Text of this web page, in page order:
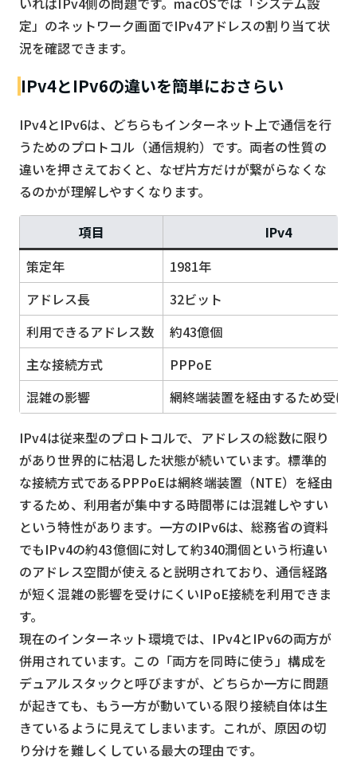
定」のネットワーク画面でIPv4アドレスの割り当て状
況を確認できます。
IPv4とIPv6の違いを簡単におさらい
IPv4とIPv6は、どちらもインターネット上で通信を行
うためのプロトコル（通信規約）です。両者の性質の
違いを押さえておくと、なぜ片方だけが繋がらなくな
るのかが理解しやすくなります。
項目
IPv4
策定年
1981年
アドレス長
32ビット
利用できるアドレス数
約43億個
主な接続方式
PPPoE
混雑の影響
網終端装置を経由するため受け
IPv4は従来型のプロトコルで、アドレスの総数に限り
があり世界的に枯渇した状態が続いています。標準的
な接続方式であるPPPoEは網終端装置（NTE）を経由
するため、利用者が集中する時間帯には混雑しやすい
という特性があります。一方のIPv6は、総務省の資料
でもIPv4の約43億個に対して約340澗個という桁違い
のアドレス空間が使えると説明されており、通信経路
が短く混雑の影響を受けにくいIPoE接続を利用できま
す。
現在のインターネット環境では、IPv4とIPv6の両方が
併用されています。この「両方を同時に使う」構成を
デュアルスタックと呼びますが、どちらか一方に問題
が起きても、もう一方が動いている限り接続自体は生
きているように見えてしまいます。これが、原因の切
り分けを難しくしている最大の理由です。